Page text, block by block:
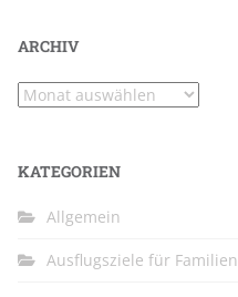
ARCHIV
Archiv
KATEGORIEN
Allgemein
Ausflugsziele für Familien